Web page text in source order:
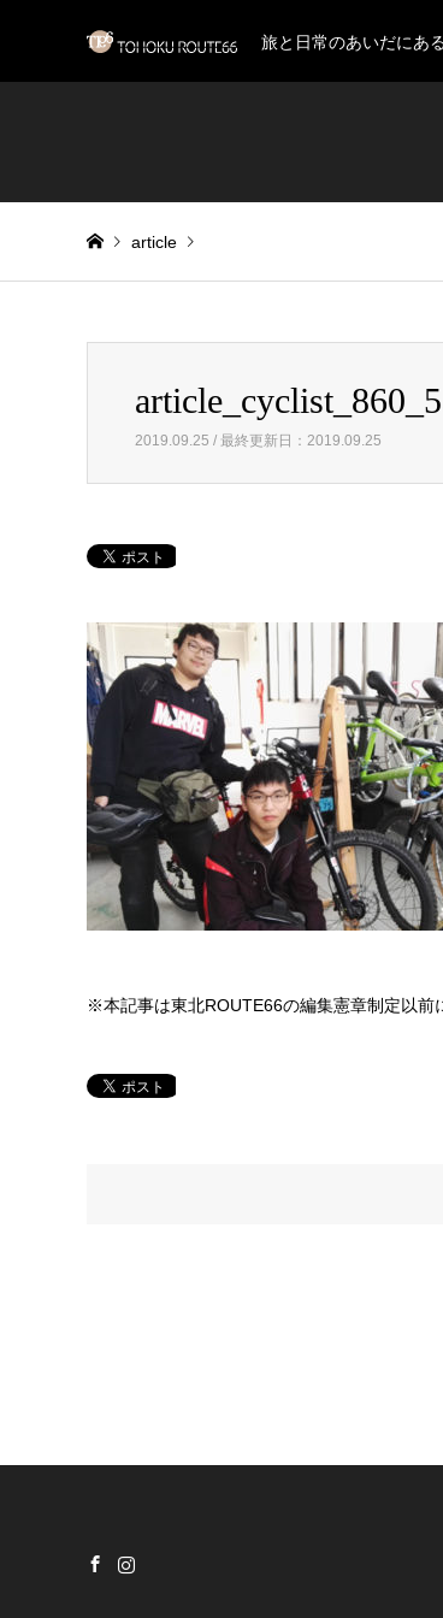
旅と日常のあいだにあ
article
article_cyclist_860_550_02
2019.09.25 / 最終更新日：2019.09.25
※本記事は東北ROUTE66の編集憲章制定以前